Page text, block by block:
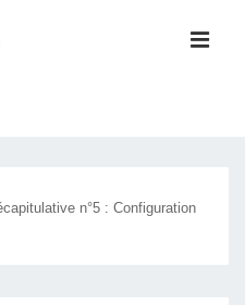
n°5 : Configuration